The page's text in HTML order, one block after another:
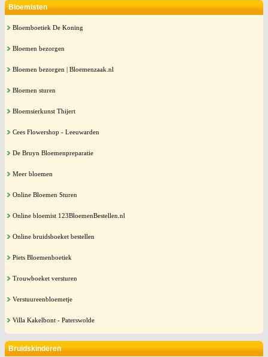
Bloemisten
Bloemboetiek De Koning
Bloemen bezorgen
Bloemen bezorgen | Bloemenzaak.nl
Bloemen sturen
Bloemsierkunst Thijert
Cees Flowershop - Leeuwarden
De Bruyn Bloemenpreparatie
Meer bloemen
Online Bloemen Sturen
Online bloemist 123BloemenBestellen.nl
Online bruidsboeket bestellen
Piets Bloemenboetiek
Trouwboeket versturen
Verstuureenbloemetje
Villa Kakelbont - Paterswolde
Bruidskinderen